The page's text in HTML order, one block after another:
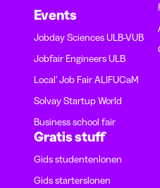
Events
Jobday Sciences ULB-VUB
Jobfair Engineers ULB
Local' Job Fair ALIFUCaM
Solvay Startup World
Business school fair
Gratis stuff
Gids studentenlonen
Gids starterslonen